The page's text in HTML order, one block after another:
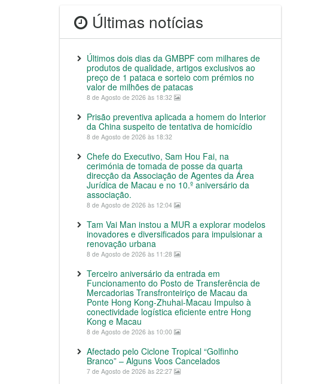
Últimas notícias
Últimos dois dias da GMBPF com milhares de
produtos de qualidade, artigos exclusivos ao
preço de 1 pataca e sorteio com prémios no
valor de milhões de patacas
8 de Agosto de 2026 às 18:32
Prisão preventiva aplicada a homem do Interior
da China suspeito de tentativa de homicídio
8 de Agosto de 2026 às 18:32
Chefe do Executivo, Sam Hou Fai, na
cerimónia de tomada de posse da quarta
direcção da Associação de Agentes da Área
Jurídica de Macau e no 10.º aniversário da
associação.
8 de Agosto de 2026 às 12:04
Tam Vai Man instou a MUR a explorar modelos
inovadores e diversificados para impulsionar a
renovação urbana
8 de Agosto de 2026 às 11:28
Terceiro aniversário da entrada em
Funcionamento do Posto de Transferência de
Mercadorias Transfronteiriço de Macau da
Ponte Hong Kong-Zhuhai-Macau Impulso à
conectividade logística eficiente entre Hong
Kong e Macau
8 de Agosto de 2026 às 10:00
Afectado pelo Ciclone Tropical “Golfinho
Branco” – Alguns Voos Cancelados
7 de Agosto de 2026 às 22:27